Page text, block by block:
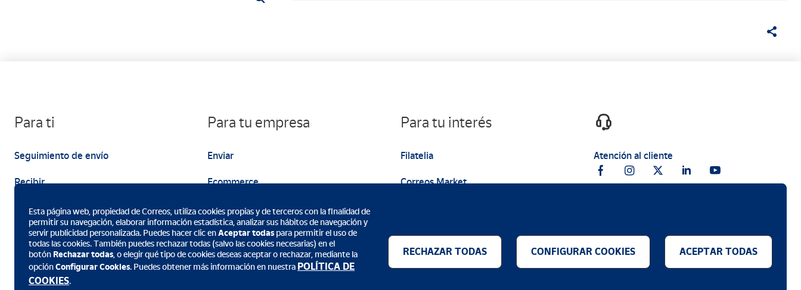
Para ti
Seguimiento de envío
Recibir
Enviar
Para tu empresa
Enviar
Ecommerce
Marketing
Para tu interés
Filatelia
Correos Market
Atención al cliente
Descarga la App de Correos
Esta página web, propiedad de Correos, utiliza cookies propias y de terceros con la finalidad de
permitir su navegación, elaborar información estadística, analizar sus hábitos de navegación y
servir publicidad personalizada. Puedes hacer clic enAceptar todas para permitir el uso de
todas las cookies. También puedes rechazar todas (salvo las cookies necesarias) en el
botón Rechazar todas, o elegir qué tipo de cookies deseas aceptar o rechazar, mediante la
opciónConfigurar Cookies. Puedes obtener más información en nuestra POLÍTICA DE
COOKIES.
RECHAZAR TODAS CONFIGURAR COOKIES ACEPTAR TODAS